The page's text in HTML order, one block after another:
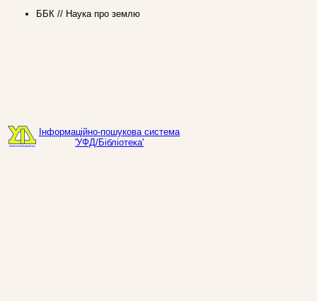
ББК // Наука про землю
Інформаційно-пошукова система
'УФД/Бібліотека'